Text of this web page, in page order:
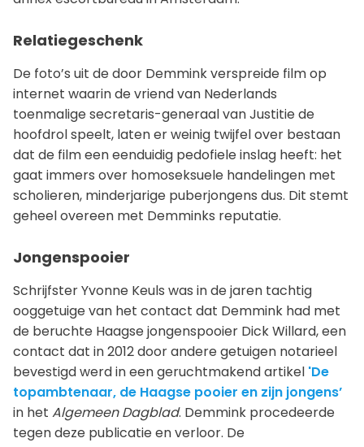
Relatiegeschenk
De foto’s uit de door Demmink verspreide film op
internet waarin de vriend van Nederlands
toenmalige secretaris-generaal van Justitie de
hoofdrol speelt, laten er weinig twijfel over bestaan
dat de film een eenduidig pedofiele inslag heeft: het
gaat immers over homoseksuele handelingen met
scholieren, minderjarige puberjongens dus. Dit stemt
geheel overeen met Demminks reputatie.
Jongenspooier
Schrijfster Yvonne Keuls was in de jaren tachtig
ooggetuige van het contact dat Demmink had met
de beruchte Haagse jongenspooier Dick Willard, een
contact dat in 2012 door andere getuigen notarieel
bevestigd werd in een geruchtmakend artikel 'De
topambtenaar, de Haagse pooier en zijn jongens’
in het Algemeen Dagblad. Demmink procedeerde
tegen deze publicatie en verloor. De